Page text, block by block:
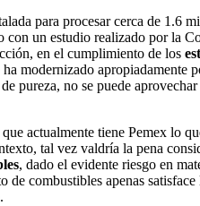
para procesar cerca de 1.6
un estudio realizado por la
en el cumplimiento de los
modernizado
pureza, no se puede
actualmente tiene Pemex lo
tal vez valdría la pena
, dado el evidente riesgo en
de combustibles apenas